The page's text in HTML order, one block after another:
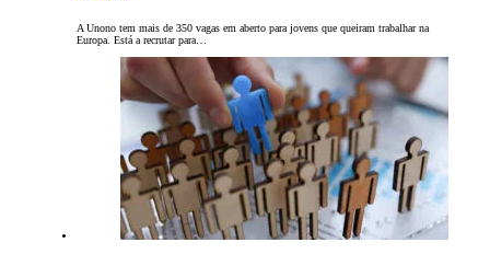
A Unono tem mais de 350 vagas em aberto para jovens que queiram trabalhar na
Europa. Está a recrutar para…